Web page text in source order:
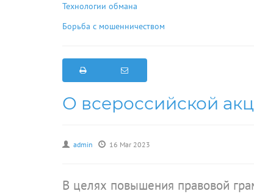
Технологии обмана
Борьба с мошенничеством
О всероссийской
admin 16 Mar 2023
В целях повышения правовой